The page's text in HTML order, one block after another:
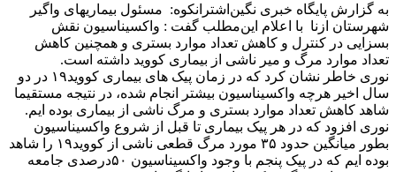
به گزارش پایگاه خبری نگین‌اشترانکوه: مسئول بیماریهای واگیر
شهرستان ازنا با اعلام این‌مطلب گفت : واکسیناسیون نقش
بسزایی در کنترل و کاهش تعداد موارد بستری و همچنین کاهش
تعداد موارد مرگ و میر ناشی از بیماری کووید داشته است.
نوری خاطر نشان کرد که در زمان پیک های بیماری کووید۱۹ در دو
سال اخیر هرچه واکسیناسیون بیشتر انجام شده، در نتیجه مستقیما
شاهد کاهش تعداد موارد بستری و مرگ ناشی از بیماری بوده ایم.
نوری افزود که در هر پیک بیماری تا قبل از شروع واکسیناسیون
بطور میانگین حدود ۳۵ مورد مرگ قطعی ناشی از کووید۱۹ را شاهد
بوده ایم که در پیک پنجم با وجود واکسیناسیون ۵۰درصدی جامعه